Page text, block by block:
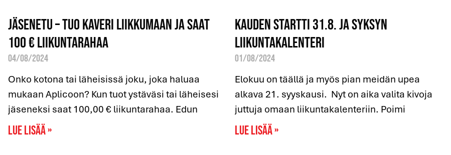
Jäsenetu – tuo kaveri liikkumaan ja saat
100 € liikuntarahaa
04/08/2024
Onko kotona tai läheisissä joku, joka haluaa
mukaan Aplicoon? Kun tuot ystäväsi tai läheisesi
jäseneksi saat 100,00 € liikuntarahaa. Edun
Lue lisää »
Kauden startti 31.8. ja syksyn
liikuntakalenteri
01/08/2024
Elokuu on täällä ja myös pian meidän upea
alkava 21. syyskausi. Nyt on aika valita kivoja
juttuja omaan liikuntakalenteriin. Poimi
Lue lisää »